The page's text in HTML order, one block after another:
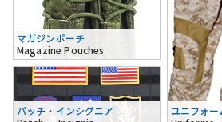
マガジンポーチ
Magazine Pouches
パッチ・インシグニア
ユニフォー